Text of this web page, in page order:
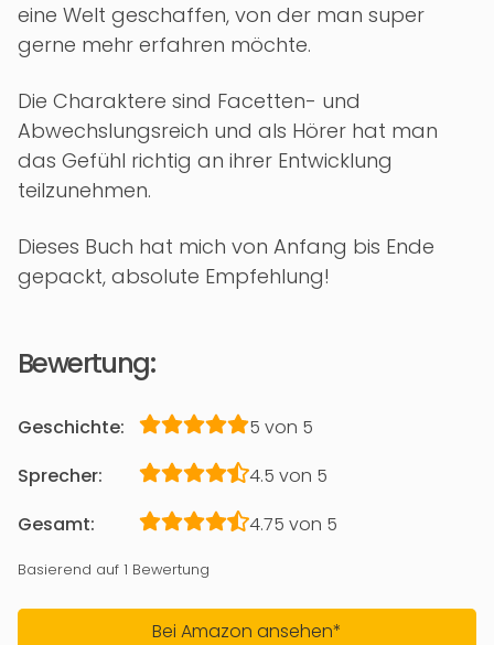
eine Welt geschaffen, von der man super
gerne mehr erfahren möchte.
Die Charaktere sind Facetten- und
Abwechslungsreich und als Hörer hat man
das Gefühl richtig an ihrer Entwicklung
teilzunehmen.
Dieses Buch hat mich von Anfang bis Ende
gepackt, absolute Empfehlung!
Bewertung:
Geschichte:
5 von 5
Sprecher:
4.5 von 5
Gesamt:
4.75 von 5
Basierend auf 1 Bewertung
Bei Amazon ansehen*